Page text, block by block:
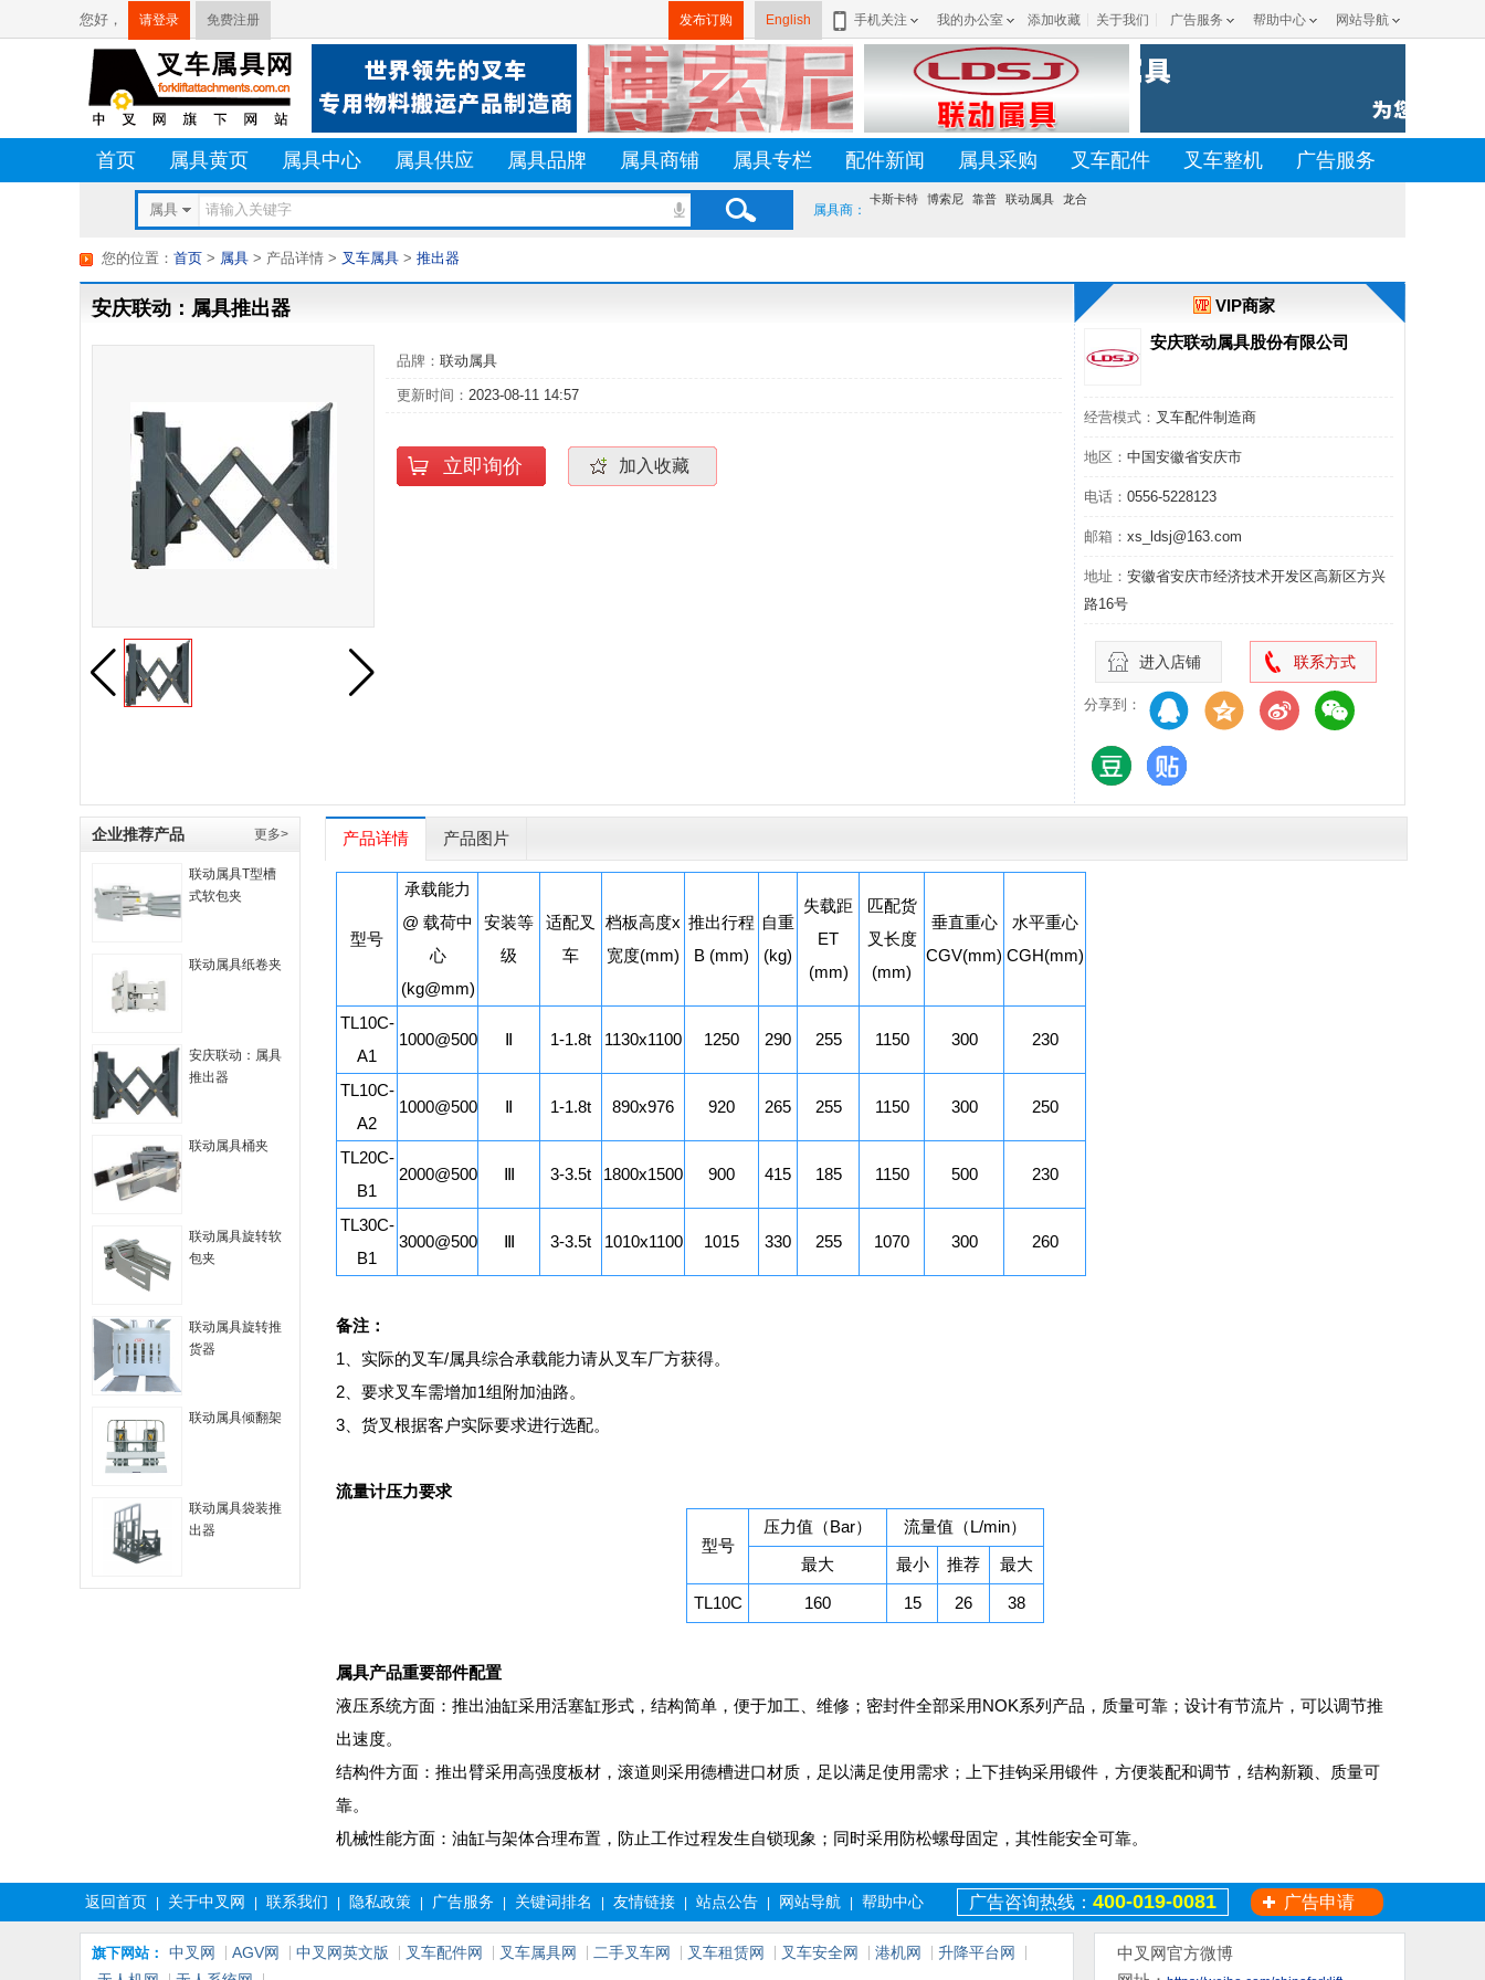
您好， 请登录 免费注册 发布订购 English 手机关注 我的办公室 添加收藏 关于我们 广告服务 帮助中心 网站导航
首页 属具黄页 属具中心 属具供应 属具品牌 属具商铺 属具专栏 配件新闻 属具采购 叉车配件 叉车整机 广告服务
属具 属具商：
卡斯卡特 博索尼 靠普 联动属具 龙合
您的位置： 首页 > 属具 > 叉车属具 > 推出器
> 产品详情
安庆联动：属具推出器
品牌： 联动属具
更新时间： 2023-08-11 14:57
立即询价 加入收藏
VIP商家
安庆联动属具股份有限公司
经营模式： 叉车配件制造商
地区： 中国安徽省安庆市
电话： 0556-5228123
邮箱： xs_ldsj@163.com
地址： 安徽省安庆市经济技术开发区高新区方兴
路16号
进入店铺 联系方式
分享到：
企业推荐产品 更多>
联动属具T型槽
式软包夹
联动属具纸卷夹
安庆联动：属具
推出器
联动属具桶夹
联动属具旋转软
包夹
联动属具旋转推
货器
联动属具倾翻架
联动属具袋装推
出器
产品详情 产品图片
型号
承载能力
@ 载荷中
心
(kg@mm)
安装等
级
适配叉
车
档板高度x
宽度(mm)
推出行程
B (mm)
自重
(kg)
失载距
ET
(mm)
匹配货
叉长度
(mm)
垂直重心
CGV(mm)
水平重心
CGH(mm)
TL10C-
A1
1000@500 Ⅱ 1-1.8t 1130x1100 1250 290 255 1150 300 230
TL10C-
A2
1000@500 Ⅱ 1-1.8t 890x976 920 265 255 1150 300 250
TL20C-
B1
2000@500 Ⅲ 3-3.5t 1800x1500 900 415 185 1150 500 230
TL30C-
B1
3000@500 Ⅲ 3-3.5t 1010x1100 1015 330 255 1070 300 260
备注：
1、实际的叉车/属具综合承载能力请从叉车厂方获得。
2、要求叉车需增加1组附加油路。
3、货叉根据客户实际要求进行选配。
流量计压力要求
型号
压力值（Bar）
流量值（L/min）
最大
最小 推荐 最大
TL10C 160 15 26 38
属具产品重要部件配置
液压系统方面：推出油缸采用活塞缸形式，结构简单，便于加工、维修；密封件全部采用NOK系列产品，质量可靠；设计有节流片，可以调节推
出速度。
结构件方面：推出臂采用高强度板材，滚道则采用德槽进口材质，足以满足使用需求；上下挂钩采用锻件，方便装配和调节，结构新颖、质量可
靠。
机械性能方面：油缸与架体合理布置，防止工作过程发生自锁现象；同时采用防松螺母固定，其性能安全可靠。
返回首页 关于中叉网 联系我们 隐私政策 广告服务 关键词排名 友情链接 站点公告 网站导航 帮助中心 广告咨询热线： 400-019-0081 广告申请
旗下网站： 中叉网 AGV网 中叉网英文版 叉车配件网 叉车属具网 二手叉车网 叉车租赁网 叉车安全网 港机网
升降平台网
中叉网官方微博